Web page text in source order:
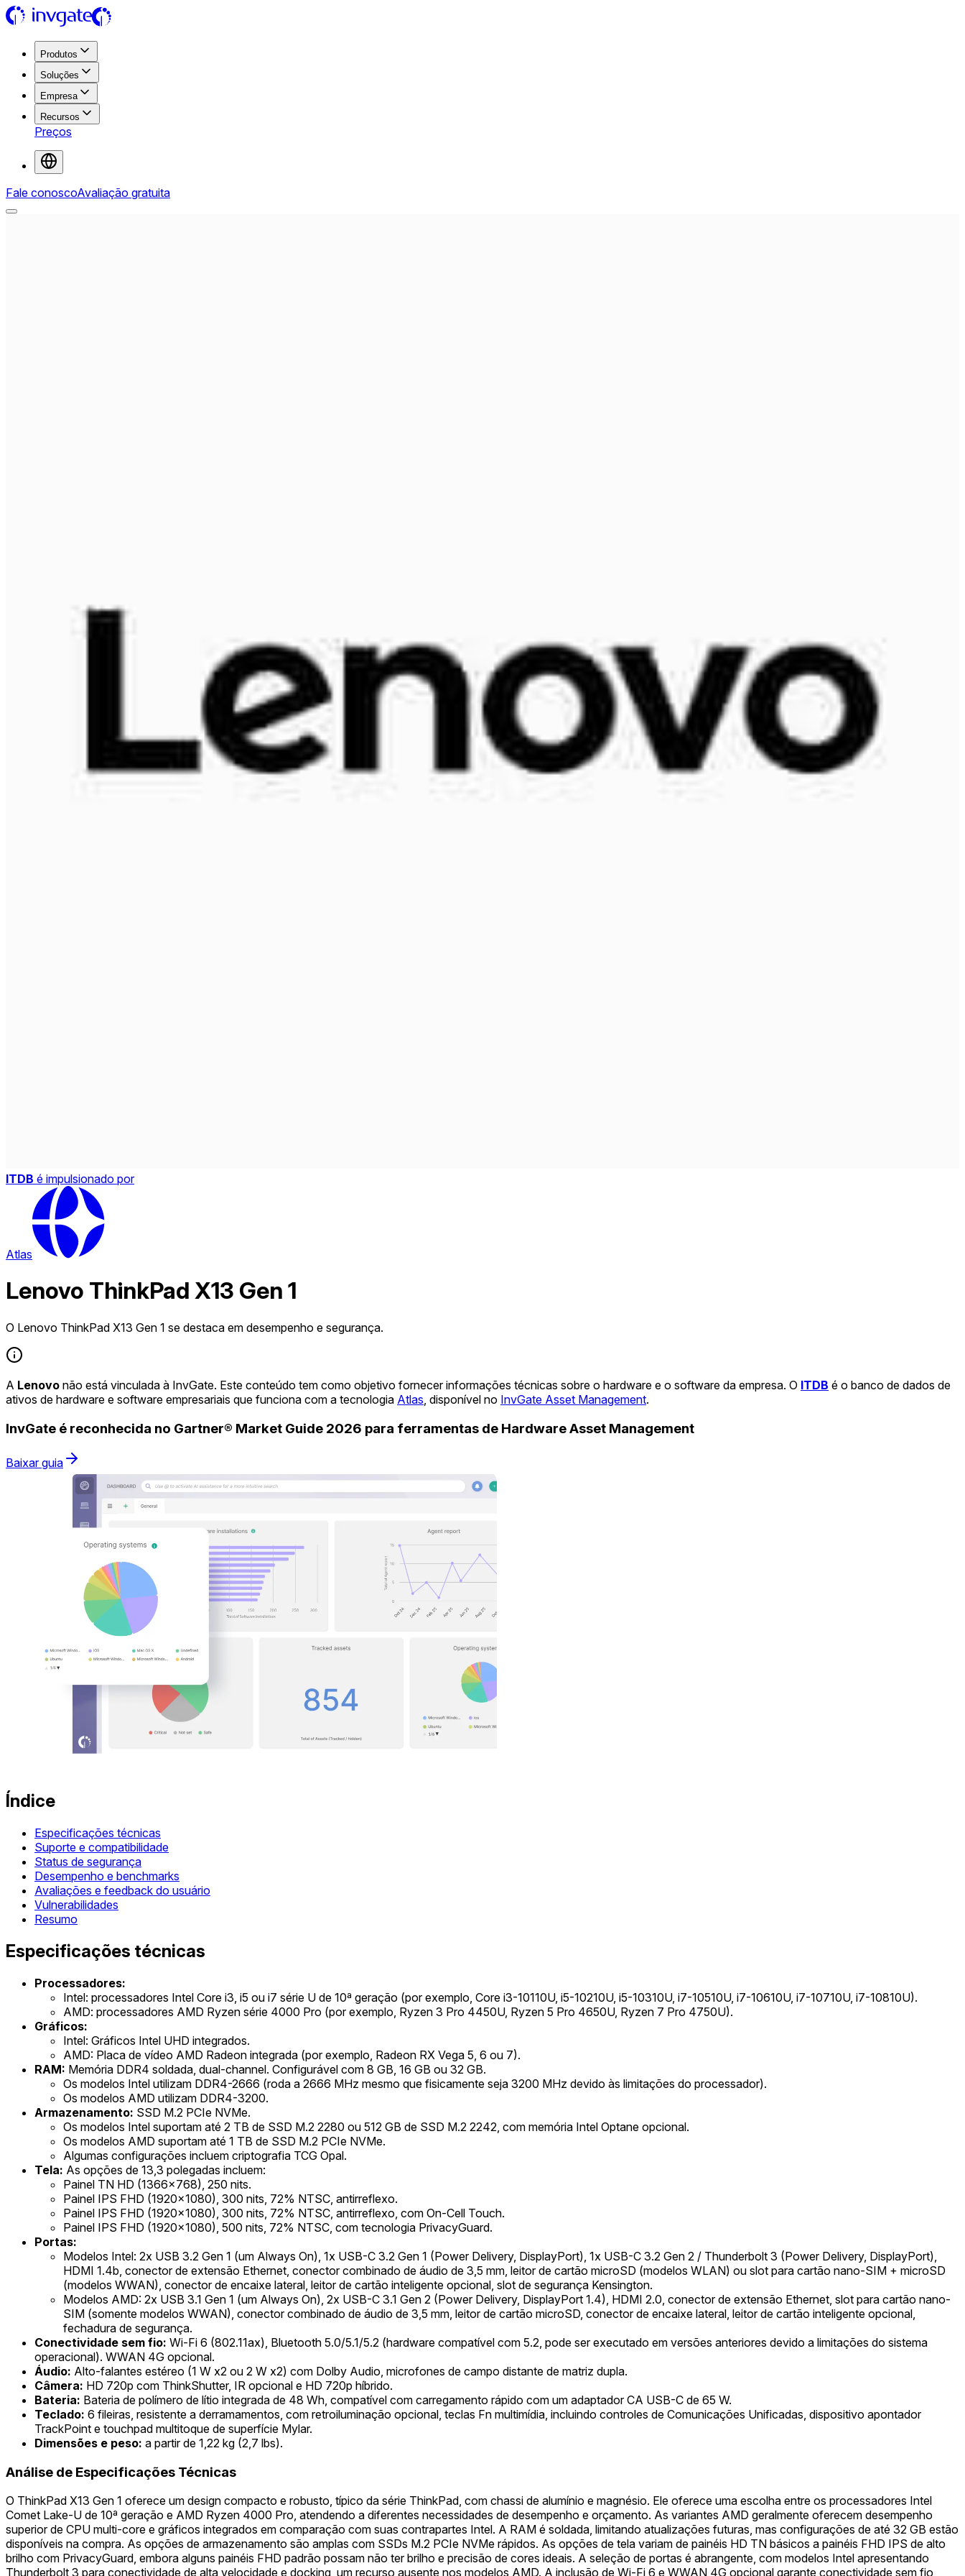
Produtos
Soluções
Empresa
Recursos
Preços
Fale conoscoAvaliação gratuita
ITDB é impulsionado por
Atlas
Lenovo ThinkPad X13 Gen 1
O Lenovo ThinkPad X13 Gen 1 se destaca em desempenho e segurança.
A Lenovo não está vinculada à InvGate. Este conteúdo tem como objetivo fornecer informações técnicas sobre o hardware e o software da empresa. O ITDB é o banco de dados de
ativos de hardware e software empresariais que funciona com a tecnologia Atlas , disponível no InvGate Asset Management.
InvGate é reconhecida no Gartner® Market Guide 2026 para ferramentas de Hardware Asset Management
Baixar guia
Índice
Especificações técnicas
Suporte e compatibilidade
Status de segurança
Desempenho e benchmarks
Avaliações e feedback do usuário
Vulnerabilidades
Resumo
Especificações técnicas
Processadores:
Intel: processadores Intel Core i3, i5 ou i7 série U de 10ª geração (por exemplo, Core i3-10110U, i5-10210U, i5-10310U, i7-10510U, i7-10610U, i7-10710U, i7-10810U).
AMD: processadores AMD Ryzen série 4000 Pro (por exemplo, Ryzen 3 Pro 4450U, Ryzen 5 Pro 4650U, Ryzen 7 Pro 4750U).
Gráficos:
Intel: Gráficos Intel UHD integrados.
AMD: Placa de vídeo AMD Radeon integrada (por exemplo, Radeon RX Vega 5, 6 ou 7).
RAM: Memória DDR4 soldada, dual-channel. Configurável com 8 GB, 16 GB ou 32 GB.
Os modelos Intel utilizam DDR4-2666 (roda a 2666 MHz mesmo que fisicamente seja 3200 MHz devido às limitações do processador).
Os modelos AMD utilizam DDR4-3200.
Armazenamento: SSD M.2 PCIe NVMe.
Os modelos Intel suportam até 2 TB de SSD M.2 2280 ou 512 GB de SSD M.2 2242, com memória Intel Optane opcional.
Os modelos AMD suportam até 1 TB de SSD M.2 PCIe NVMe.
Algumas configurações incluem criptografia TCG Opal.
Tela: As opções de 13,3 polegadas incluem:
Painel TN HD (1366x768), 250 nits.
Painel IPS FHD (1920x1080), 300 nits, 72% NTSC, antirreflexo.
Painel IPS FHD (1920x1080), 300 nits, 72% NTSC, antirreflexo, com On-Cell Touch.
Painel IPS FHD (1920x1080), 500 nits, 72% NTSC, com tecnologia PrivacyGuard.
Portas:
Modelos Intel: 2x USB 3.2 Gen 1 (um Always On), 1x USB-C 3.2 Gen 1 (Power Delivery, DisplayPort), 1x USB-C 3.2 Gen 2 / Thunderbolt 3 (Power Delivery, DisplayPort),
HDMI 1.4b, conector de extensão Ethernet, conector combinado de áudio de 3,5 mm, leitor de cartão microSD (modelos WLAN) ou slot para cartão nano-SIM + microSD
(modelos WWAN), conector de encaixe lateral, leitor de cartão inteligente opcional, slot de segurança Kensington.
Modelos AMD: 2x USB 3.1 Gen 1 (um Always On), 2x USB-C 3.1 Gen 2 (Power Delivery, DisplayPort 1.4), HDMI 2.0, conector de extensão Ethernet, slot para cartão nano-
SIM (somente modelos WWAN), conector combinado de áudio de 3,5 mm, leitor de cartão microSD, conector de encaixe lateral, leitor de cartão inteligente opcional,
fechadura de segurança.
Conectividade sem fio: Wi-Fi 6 (802.11ax), Bluetooth 5.0/5.1/5.2 (hardware compatível com 5.2, pode ser executado em versões anteriores devido a limitações do sistema
operacional). WWAN 4G opcional.
Áudio: Alto-falantes estéreo (1 W x2 ou 2 W x2) com Dolby Audio, microfones de campo distante de matriz dupla.
Câmera: HD 720p com ThinkShutter, IR opcional e HD 720p híbrido.
Bateria: Bateria de polímero de lítio integrada de 48 Wh, compatível com carregamento rápido com um adaptador CA USB-C de 65 W.
Teclado: 6 fileiras, resistente a derramamentos, com retroiluminação opcional, teclas Fn multimídia, incluindo controles de Comunicações Unificadas, dispositivo apontador
TrackPoint e touchpad multitoque de superfície Mylar.
Dimensões e peso: a partir de 1,22 kg (2,7 lbs).
Análise de Especificações Técnicas
O ThinkPad X13 Gen 1 oferece um design compacto e robusto, típico da série ThinkPad, com chassi de alumínio e magnésio. Ele oferece uma escolha entre os processadores Intel
Comet Lake-U de 10ª geração e AMD Ryzen 4000 Pro, atendendo a diferentes necessidades de desempenho e orçamento. As variantes AMD geralmente oferecem desempenho
superior de CPU multi-core e gráficos integrados em comparação com suas contrapartes Intel. A RAM é soldada, limitando atualizações futuras, mas configurações de até 32 GB estão
disponíveis na compra. As opções de armazenamento são amplas com SSDs M.2 PCIe NVMe rápidos. As opções de tela variam de painéis HD TN básicos a painéis FHD IPS de alto
brilho com PrivacyGuard, embora alguns painéis FHD padrão possam não ter brilho e precisão de cores ideais. A seleção de portas é abrangente, com modelos Intel apresentando
Thunderbolt 3 para conectividade de alta velocidade e docking, um recurso ausente nos modelos AMD. A inclusão de Wi-Fi 6 e WWAN 4G opcional garante conectividade sem fio